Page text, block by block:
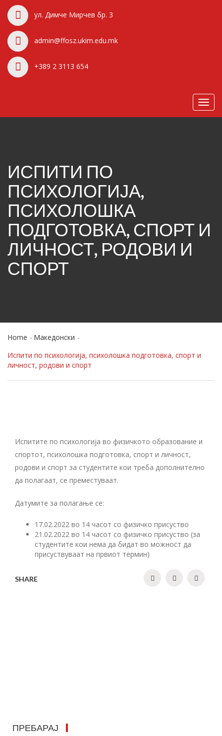
ул. Димче Мирчев бр. 3
admin@ffosz.ukim.edu.mk
+389 2 3113 654
ИСПИТИ ПО
ПСИХОЛОГИЈА,
ПСИХОЛОШКА
ПОДГОТОВКА, СПОРТ И
ЛИЧНОСТ, РОДОВИ И
СПОРТ
Home
Македонски
Испити по психологија, психолошка подготовка, спорт и
личност, родови и спорт
Испитите по психологија во физичкото образование и
спортот, психолошка подготовка, спорт и личност,
родови и спорт за студентите кои треба дополнително
да полагаат, се преместуваат.
Датумите за полагање се:
17.02.2022 во 14 часот со физичко присуство
21.02.2022 во 14 часот со физичко присуство (за
студентите кои нема да бидат во можност да
присуствуваат на првиот термин)
SHARE
ПРЕБАРАЈ